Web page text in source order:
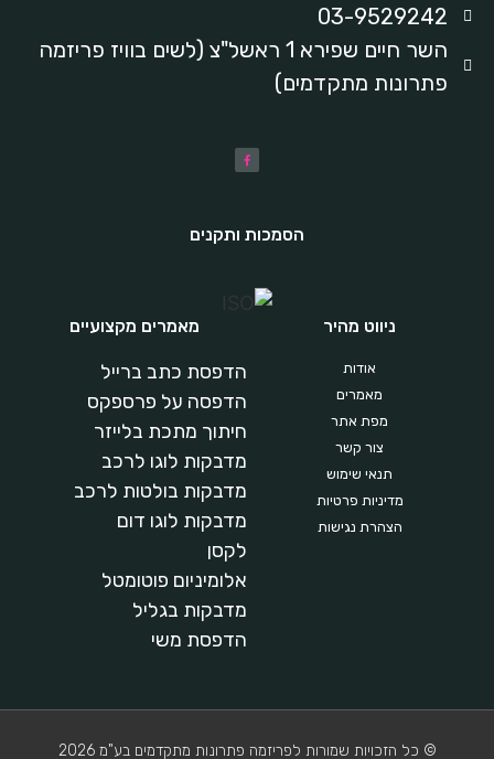
03-9529242
השר חיים שפירא 1 ראשל"צ (לשים בוויז פריזמה
פתרונות מתקדמים)
הסמכות ותקנים
ניווט מהיר
אודות
מאמרים
מפת אתר
צור קשר
תנאי שימוש
מדיניות פרטיות
הצהרת נגישות
מאמרים מקצועיים
הדפסת כתב ברייל
הדפסה על פרספקס
חיתוך מתכת בלייזר
מדבקות לוגו לרכב
מדבקות בולטות לרכב
מדבקות לוגו דום
לקסן
אלומיניום פוטומטל
מדבקות בגליל
הדפסת משי
© כל הזכויות שמורות לפריזמה פתרונות מתקדמים בע"מ 2026